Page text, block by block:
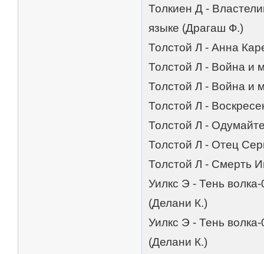
Толкиен Д -
языке (Драгаш Ф.)
Толстой Л - Анна
Толстой Л - Война и
Толстой Л - Война и
Толстой Л -
Толстой Л -
Толстой Л - Отец
Толстой Л - Смерть
Уилкс Э - Тень
(Делани К.)
Уилкс Э - Тень
(Делани К.)